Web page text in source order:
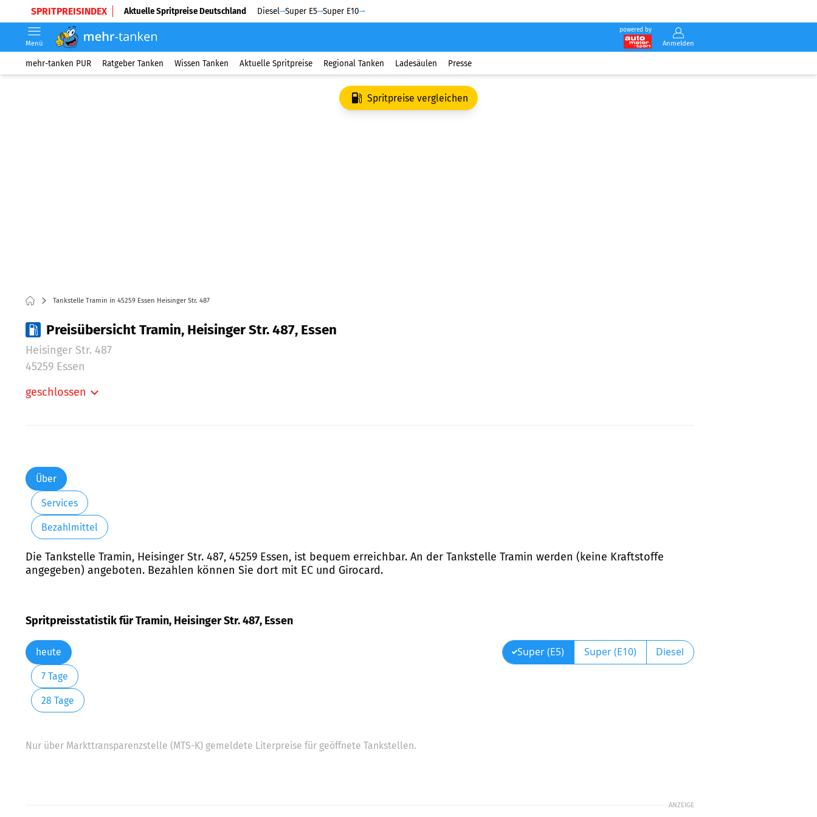
SPRITPREISINDEX Aktuelle Spritpreise Deutschland Diesel Super E5 Super E10
powered by
Anmelden
Menü
mehr-tanken PUR Ratgeber Tanken Wissen Tanken Aktuelle Spritpreise Regional Tanken Ladesäulen Presse
Spritpreise vergleichen
Tankstelle Tramin in 45259 Essen Heisinger Str. 487
Preisübersicht Tramin, Heisinger Str. 487, Essen
Heisinger Str. 487
45259 Essen
geschlossen
Freitag:
Samstag:
Sonntag:
Feiertag:
Über
Services
Bezahlmittel
Die Tankstelle Tramin, Heisinger Str. 487, 45259 Essen, ist bequem erreichbar. An der Tankstelle Tramin werden (keine Kraftstoffe
angegeben) angeboten. Bezahlen können Sie dort mit EC und Girocard.
Spritpreisstatistik für Tramin, Heisinger Str. 487, Essen
heute
7 Tage
28 Tage
Super (E5) Super (E10) Diesel
Nur über Markttransparenzstelle (MTS-K) gemeldete Literpreise für geöffnete Tankstellen.
ANZEIGE